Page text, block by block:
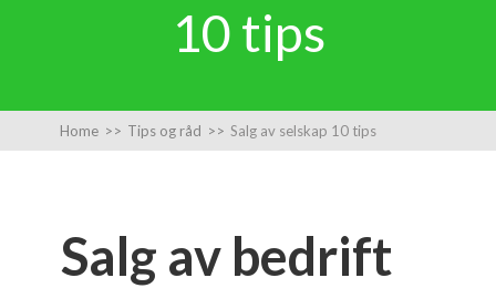
10 tips
Home >> Tips og råd >> Salg av selskap 10 tips
Salg av bedrift